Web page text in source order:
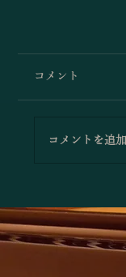
ル Deux
らせ
コメント
コメントを追